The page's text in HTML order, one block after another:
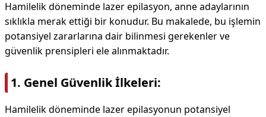
Hamilelik döneminde lazer epilasyon, anne adaylarının
sıklıkla merak ettiği bir konudur. Bu makalede, bu işlemin
potansiyel zararlarına dair bilinmesi gerekenler ve
güvenlik prensipleri ele alınmaktadır.
1. Genel Güvenlik İlkeleri:
Hamilelik döneminde lazer epilasyonun potansiyel